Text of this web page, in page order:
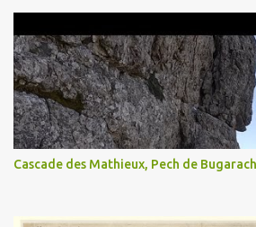
Cascade des Mathieux, Pech de